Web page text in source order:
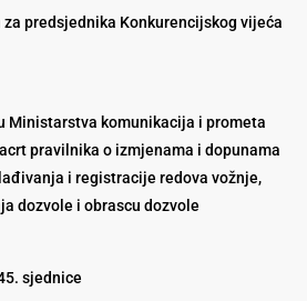
predsjednika Konkurencijskog vijeća
Ministarstva komunikacija i prometa
pravilnika o izmjenama i dopunama
i registracije redova vožnje,
dozvole i obrascu dozvole
sjednice